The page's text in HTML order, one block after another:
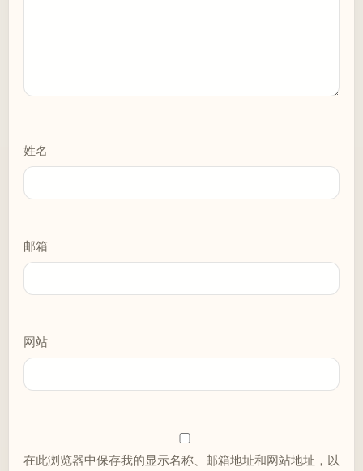
姓名
邮箱
网站
在此浏览器中保存我的显示名称、邮箱地址和网站地址，以